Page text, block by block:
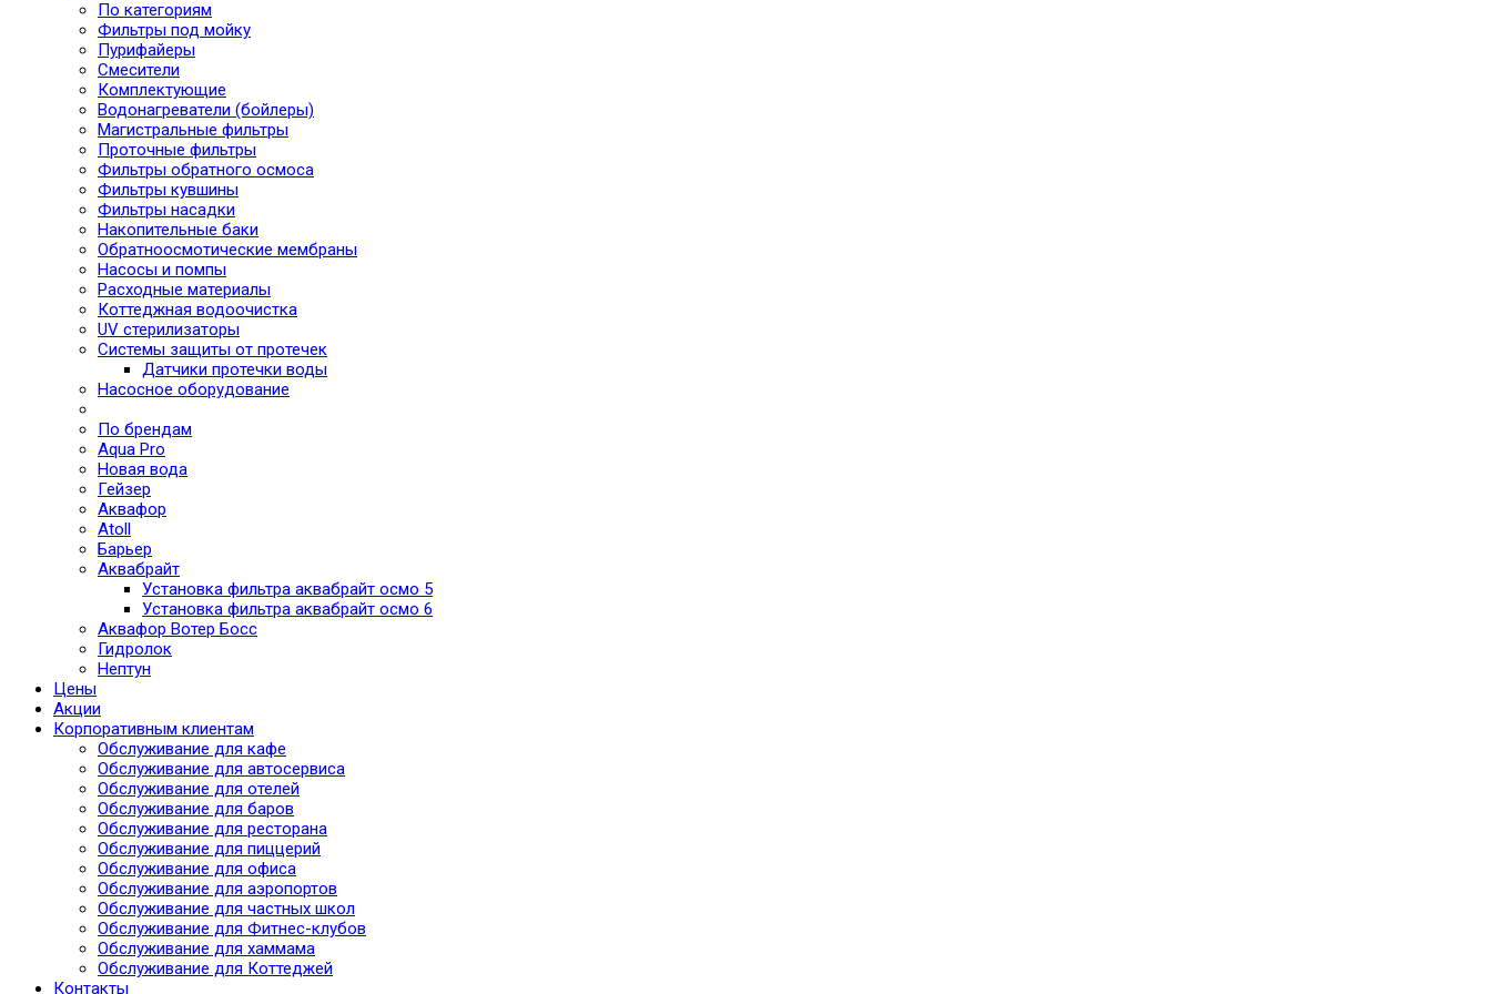
По категориям
Фильтры под мойку
Пурифайеры
Смесители
Комплектующие
Водонагреватели (бойлеры)
Магистральные фильтры
Проточные фильтры
Фильтры обратного осмоса
Фильтры кувшины
Фильтры насадки
Накопительные баки
Обратноосмотические мембраны
Насосы и помпы
Расходные материалы
Коттеджная водоочистка
UV стерилизаторы
Системы защиты от протечек
Датчики протечки воды
Насосное оборудование
По брендам
Aqua Pro
Новая вода
Гейзер
Аквафор
Atoll
Барьер
Аквабрайт
Установка фильтра аквабрайт осмо 5
Установка фильтра аквабрайт осмо 6
Аквафор Вотер Босс
Гидролок
Нептун
Цены
Акции
Корпоративным клиентам
Обслуживание для кафе
Обслуживание для автосервиса
Обслуживание для отелей
Обслуживание для баров
Обслуживание для ресторана
Обслуживание для пиццерий
Обслуживание для офиса
Обслуживание для аэропортов
Обслуживание для частных школ
Обслуживание для Фитнес-клубов
Обслуживание для хаммама
Обслуживание для Коттеджей
Контакты